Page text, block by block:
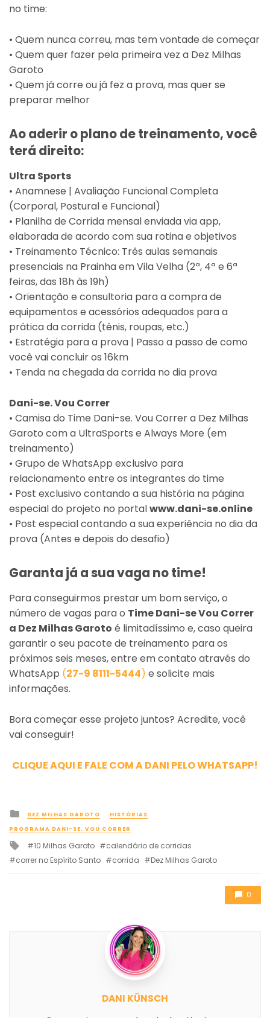
no time:
• Quem nunca correu, mas tem vontade de começar
• Quem quer fazer pela primeira vez a Dez Milhas
Garoto
• Quem já corre ou já fez a prova, mas quer se
preparar melhor
Ao aderir o plano de treinamento, você
terá direito:
Ultra Sports
• Anamnese | Avaliação Funcional Completa
(Corporal, Postural e Funcional)
• Planilha de Corrida mensal enviada via app,
elaborada de acordo com sua rotina e objetivos
• Treinamento Técnico: Três aulas semanais
presenciais na Prainha em Vila Velha (2ª, 4ª e 6ª
feiras, das 18h às 19h)
• Orientação e consultoria para a compra de
equipamentos e acessórios adequados para a
prática da corrida (tênis, roupas, etc.)
• Estratégia para a prova | Passo a passo de como
você vai concluir os 16km
• Tenda na chegada da corrida no dia prova
Dani-se. Vou Correr
• Camisa do Time Dani-se. Vou Correr a Dez Milhas
Garoto com a UltraSports e Always More (em
treinamento)
• Grupo de WhatsApp exclusivo para
relacionamento entre os integrantes do time
• Post exclusivo contando a sua história na página
especial do projeto no portalwww.dani-se.online
• Post especial contando a sua experiência no dia da
prova (Antes e depois do desafio)
Garanta já a sua vaga no time!
Para conseguirmos prestar um bom serviço, o
número de vagas para o Time Dani-se Vou Correr
a Dez Milhas Garoto é limitadíssimo e, caso queira
garantir o seu pacote de treinamento para os
próximos seis meses, entre em contato através do
WhatsApp (27-9 8111-5444) e solicite mais
informações.
Bora começar esse projeto juntos? Acredite, você
vai conseguir!
CLIQUE AQUI E FALE COM A DANI PELO WHATSAPP!
Posted
in
DEZ MILHAS GAROTO HISTÓRIAS
PROGRAMA DANI-SE. VOU CORRER
Tagged
with
10 Milhas Garoto
calendário de corridas
correr no Espírito Santo
corrida Dez Milhas Garoto
0
DANI KÜNSCH